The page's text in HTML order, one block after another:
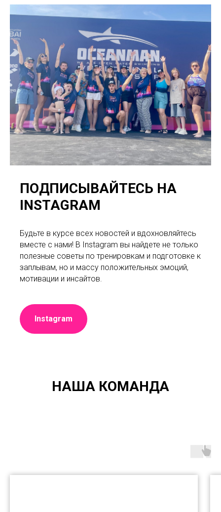
ПОДПИСЫВАЙТЕСЬ НА
INSTAGRAM
Будьте в курсе всех новостей и вдохновляйтесь
вместе с нами! В Instagram вы найдете не только
полезные советы по тренировкам и подготовке к
заплывам, но и массу положительных эмоций,
мотивации и инсайтов.
Instagram
НАША КОМАНДА